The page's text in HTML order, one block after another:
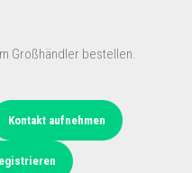
Großhändler bestellen.
Kontakt aufnehmen